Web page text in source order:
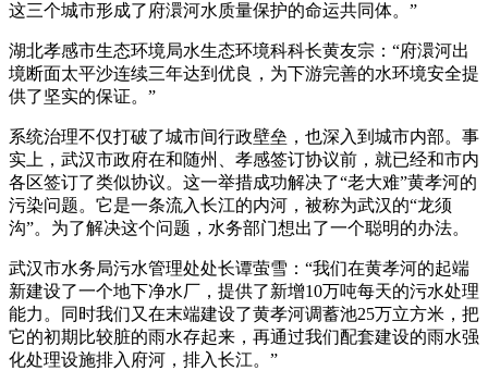
这三个城市形成了府澴河水质量保护的命运共同体。”
湖北孝感市生态环境局水生态环境科科长黄友宗：“府澴河出
境断面太平沙连续三年达到优良，为下游完善的水环境安全提
供了坚实的保证。”
系统治理不仅打破了城市间行政壁垒，也深入到城市内部。事
实上，武汉市政府在和随州、孝感签订协议前，就已经和市内
各区签订了类似协议。这一举措成功解决了“老大难”黄孝河的
污染问题。它是一条流入长江的内河，被称为武汉的“龙须
沟”。为了解决这个问题，水务部门想出了一个聪明的办法。
武汉市水务局污水管理处处长谭萤雪：“我们在黄孝河的起端
新建设了一个地下净水厂，提供了新增10万吨每天的污水处理
能力。同时我们又在末端建设了黄孝河调蓄池25万立方米，把
它的初期比较脏的雨水存起来，再通过我们配套建设的雨水强
化处理设施排入府河，排入长江。”